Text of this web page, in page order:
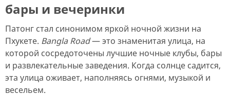
бары и вечеринки
Патонг стал синонимом яркой ночной жизни на
Пхукете. Bangla Road— это знаменитая улица, на
которой сосредоточены лучшие ночные клубы, бары
и развлекательные заведения. Когда солнце садится,
эта улица оживает, наполняясь огнями, музыкой и
весельем.